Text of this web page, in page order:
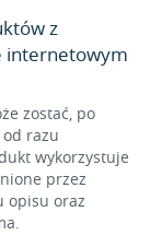
z
internetowym
zostać, po
razu
wykorzystuje
przez
opisu oraz